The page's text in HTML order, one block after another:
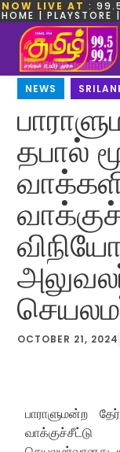
NOW LIVE AT :
HOME | PLAYSTORE
NEWS
தபால்
OCTOBER 21, 2024
பாராளுமன்ற
வாக்குச்சீட்டு